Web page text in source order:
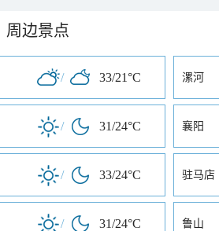
周边景点
/ 33/21°C 漯河
/ 31/24°C 襄阳
/ 33/24°C 驻马店
/ 31/24°C 鲁山